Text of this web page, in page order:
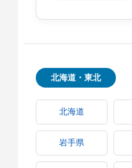
北海道・東北
北海道
岩手県